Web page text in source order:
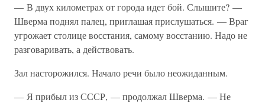
— В двух километрах от города идет бой. Слышите? —
Шверма поднял палец, приглашая прислушаться. — Враг
угрожает столице восстания, самому восстанию. Надо не
разговаривать, а действовать.
Зал насторожился. Начало речи было неожиданным.
— Я прибыл из СССР, — продолжал Шверма. — Не